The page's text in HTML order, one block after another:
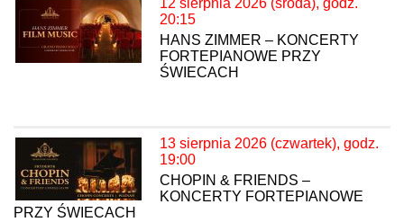
12 sierpnia 2026 (środa), godz.
20:15
HANS ZIMMER – KONCERTY
FORTEPIANOWE PRZY
ŚWIECACH
13 sierpnia 2026 (czwartek), godz.
19:00
CHOPIN & FRIENDS –
KONCERTY FORTEPIANOWE
PRZY ŚWIECACH